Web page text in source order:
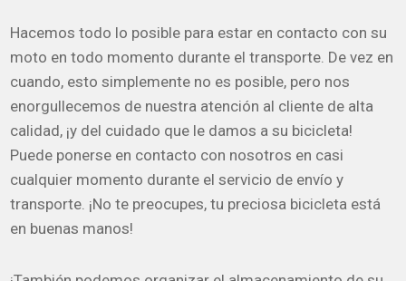
Hacemos todo lo posible para estar en contacto con su
moto en todo momento durante el transporte. De vez en
cuando, esto simplemente no es posible, pero nos
enorgullecemos de nuestra atención al cliente de alta
calidad, ¡y del cuidado que le damos a su bicicleta!
Puede ponerse en contacto con nosotros en casi
cualquier momento durante el servicio de envío y
transporte. ¡No te preocupes, tu preciosa bicicleta está
en buenas manos!